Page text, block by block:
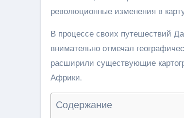
революционные изменения в
В процессе своих путешествий
внимательно отмечал
расширили существующие
Африки.
Содержание